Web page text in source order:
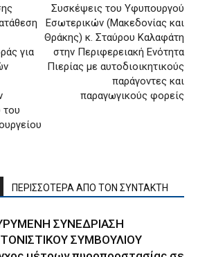
για
του
Συσκέψεις του Υφυπουργού
Εσωτερικών (Μακεδονίας και
Θράκης) κ. Σταύρου Καλαφάτη
στην Περιφερειακή Ενότητα
Πιερίας με αυτοδιοικητικούς
παράγοντες και
παραγωγικούς φορείς
ΠΕΡΙΣΣΟΤΕΡΑ ΑΠΟ ΤΟΝ ΣΥΝΤΑΚΤΗ
ΣΥΝΕΔΡΙΑΣΗ
ΣΥΜΒΟΥΛΙΟΥ